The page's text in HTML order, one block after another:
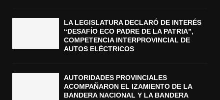
LA LEGISLATURA DECLARÓ DE INTERÉS
“DESAFÍO ECO PADRE DE LA PATRIA”,
COMPETENCIA INTERPROVINCIAL DE
AUTOS ELÉCTRICOS
AUTORIDADES PROVINCIALES
ACOMPAÑARON EL IZAMIENTO DE LA
BANDERA NACIONAL Y LA BANDERA